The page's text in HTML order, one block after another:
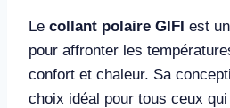
Le collant polaire GIFI est
pour affronter les
confort et chaleur. Sa
choix idéal pour tous ceux